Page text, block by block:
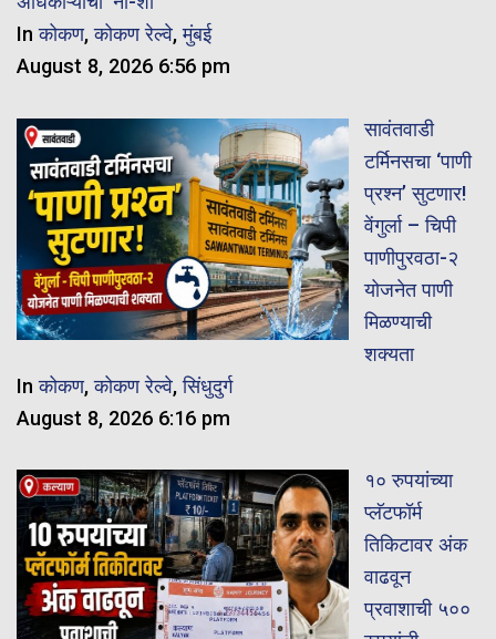
Inकोकण,कोकण रेल्वे,मुंबई
August 8, 2026 6:56 pm
सावंतवाडी
टर्मिनसचा ‘पाणी
प्रश्न’ सुटणार!
वेंगुर्ला – चिपी
पाणीपुरवठा-२
योजनेत पाणी
मिळण्याची
शक्यता
Inकोकण,कोकण रेल्वे,सिंधुदुर्ग
August 8, 2026 6:16 pm
१० रुपयांच्या
प्लॅटफॉर्म
तिकिटावर अंक
वाढवून
प्रवाशाची ५००